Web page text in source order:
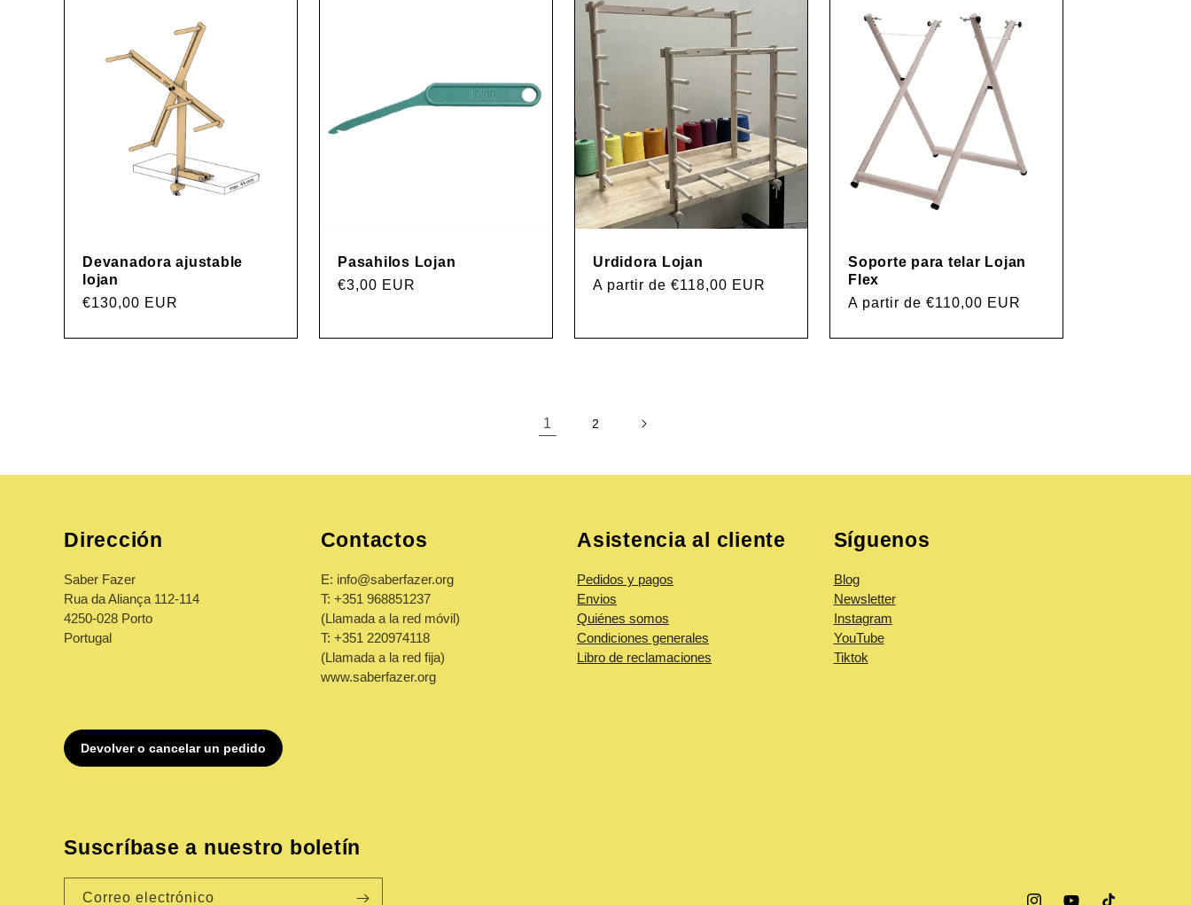
Devanadora ajustable
lojan
Precio
€130,00 EUR
Pasahilos Lojan
Precio
€3,00 EUR
Urdidora Lojan
Precio
A partir de €118,00 EUR
Soporte para telar Lojan
Flex
Precio
A partir de €110,00 EUR
1 2
Dirección
Saber Fazer
Rua da Aliança 112-114
4250-028 Porto
Portugal
Contactos
E: info@saberfazer.org
T: +351 968851237
(Llamada a la red móvil)
T: +351 220974118
(Llamada a la red fija)
www.saberfazer.org
Asistencia al cliente
Pedidos y pagos
Envios
Quiénes somos
Condiciones generales
Libro de reclamaciones
Síguenos
Blog
Newsletter
Instagram
YouTube
Tiktok
Suscríbase a nuestro boletín
Correo electrónico